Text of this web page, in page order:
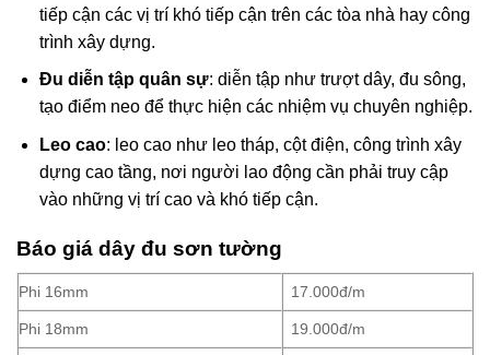
tiếp cận các vị trí khó tiếp cận trên các tòa nhà hay công
trình xây dựng.
Đu diễn tập quân sự: diễn tập như trượt dây, đu sông,
tạo điểm neo để thực hiện các nhiệm vụ chuyên nghiệp.
Leo cao: leo cao như leo tháp, cột điện, công trình xây
dựng cao tầng, nơi người lao động cần phải truy cập
vào những vị trí cao và khó tiếp cận.
Báo giá dây đu sơn tường
Phi 16mm 17.000đ/m
Phi 18mm 19.000đ/m